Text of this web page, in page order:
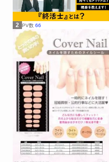
2 PV数 66